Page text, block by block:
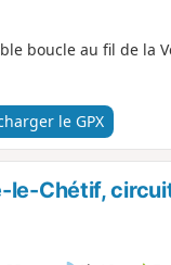
boucle au fil de la
le GPX
le-Chétif,